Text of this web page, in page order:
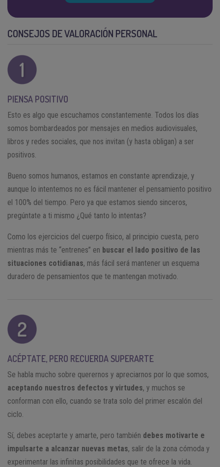
CONSEJOS DE VALORACIÓN PERSONAL
PIENSA POSITIVO
Esto es algo que escuchamos constantemente. Todos los días
somos bombardeados por mensajes en medios audiovisuales,
libros y redes sociales, que nos invitan (y hasta obligan) a ser
positivos.
Bueno somos humanos, estamos en constante aprendizaje, y
aunque lo intentemos no es fácil mantener el pensamiento positivo
el 100% del tiempo. Pero ya que estamos siendo sinceros,
pregúntate a ti mismo ¿Qué tanto lo intentas?
Como los ejercicios del cuerpo físico, al principio cuesta, pero
mientras más te “entrenes” en buscar el lado positivo de las
situaciones cotidianas, más fácil será mantener un esquema
duradero de pensamientos que te mantengan motivado.
ACÉPTATE, PERO RECUERDA SUPERARTE
Se habla mucho sobre querernos y apreciarnos por lo que somos,
aceptando nuestros defectos y virtudes, y muchos se
conforman con ello, cuando se trata solo del primer escalón del
ciclo.
Sí, debes aceptarte y amarte, pero también debes motivarte e
impulsarte a alcanzar nuevas metas, salir de la zona cómoda y
experimentar las infinitas posibilidades que te ofrece la vida.